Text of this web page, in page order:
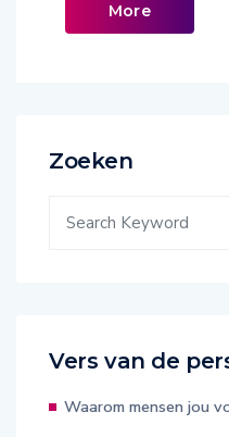
More
Zoeken
Vers van de
Waarom mensen jou